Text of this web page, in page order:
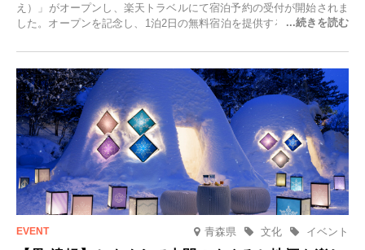
え）」がオープンし、楽天トラベルにて宿泊予約の受付が開始されま
した。オープンを記念し、1泊2日の無料宿泊を提供するキャンペーン
一組限定の宿だからこそ叶う、大切な人との特別な時間を体験いただ
けます。
青森県 イベント
文化